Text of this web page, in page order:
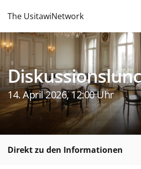
The UsitawiNetwork
14. April 2026, 12:00 Uhr
Direkt zu den Informationen